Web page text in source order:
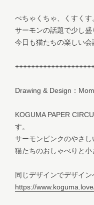
ぺちゃくちゃ、くすくす
サーモンの話題で少し盛
今日も猫たちの楽しい会
Drawing & Design：
KOGUMA PAPER
す。
サーモンピンクのやさし
猫たちのおしゃべりと小
同じデザインでデザイン
https://